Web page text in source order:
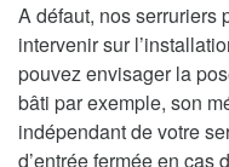
A défaut, nos serruriers
intervenir sur
pouvez envisager la
bâti par exemple, son
indépendant de votre
d’entrée fermée en cas